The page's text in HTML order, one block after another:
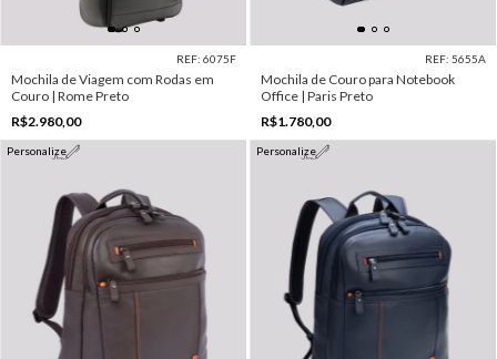
REF: 6075F
Mochila de Viagem com Rodas em
Couro | Rome Preto
R$2.980,00
REF: 5655A
Mochila de Couro para Notebook
Office | Paris Preto
R$1.780,00
Personalize Personalize